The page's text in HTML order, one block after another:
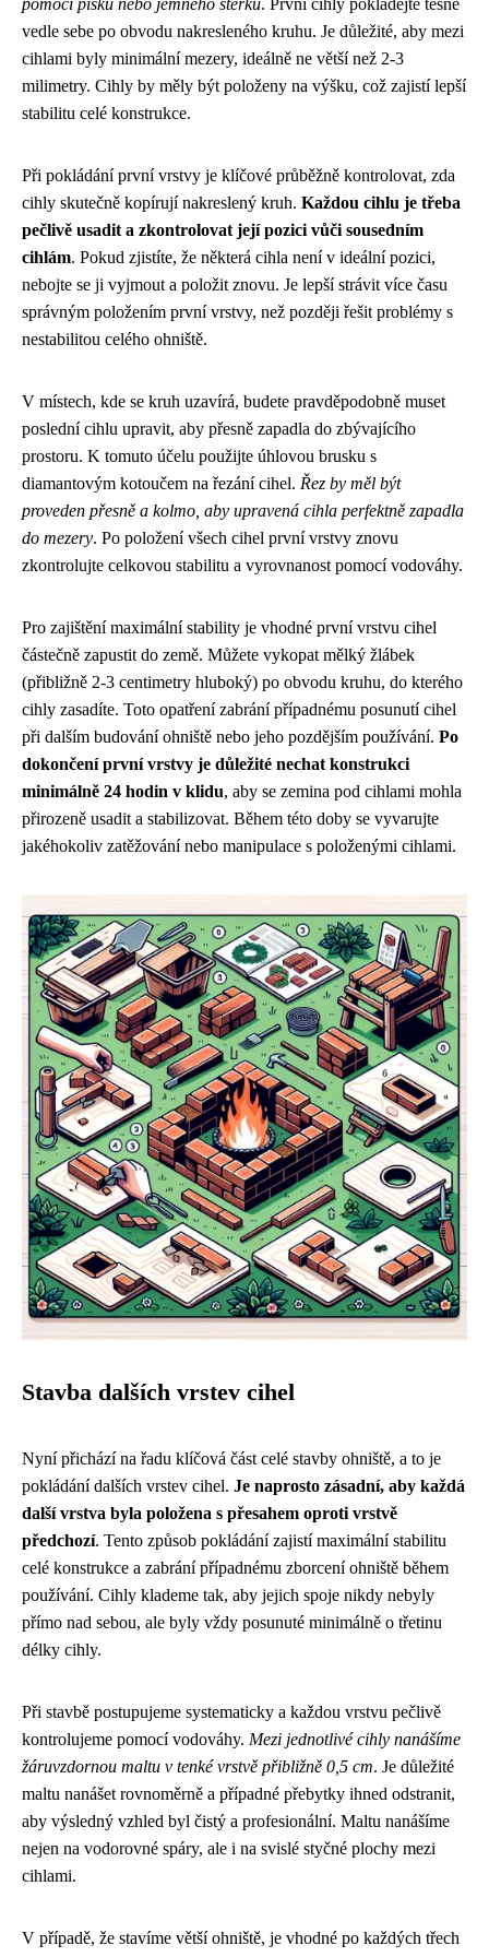
pomocí písku nebo jemného štěrku. První cihly pokládejte těsně
vedle sebe po obvodu nakresleného kruhu. Je důležité, aby mezi
cihlami byly minimální mezery, ideálně ne větší než 2-3
milimetry. Cihly by měly být položeny na výšku, což zajistí lepší
stabilitu celé konstrukce.
Při pokládání první vrstvy je klíčové průběžně kontrolovat, zda
cihly skutečně kopírují nakreslený kruh. Každou cihlu je třeba
pečlivě usadit a zkontrolovat její pozici vůči sousedním
cihlám. Pokud zjistíte, že některá cihla není v ideální pozici,
nebojte se ji vyjmout a položit znovu. Je lepší strávit více času
správným položením první vrstvy, než později řešit problémy s
nestabilitou celého ohniště.
V místech, kde se kruh uzavírá, budete pravděpodobně muset
poslední cihlu upravit, aby přesně zapadla do zbývajícího
prostoru. K tomuto účelu použijte úhlovou brusku s
diamantovým kotoučem na řezání cihel. Řez by měl být
proveden přesně a kolmo, aby upravená cihla perfektně zapadla
do mezery. Po položení všech cihel první vrstvy znovu
zkontrolujte celkovou stabilitu a vyrovnanost pomocí vodováhy.
Pro zajištění maximální stability je vhodné první vrstvu cihel
částečně zapustit do země. Můžete vykopat mělký žlábek
(přibližně 2-3 centimetry hluboký) po obvodu kruhu, do kterého
cihly zasadíte. Toto opatření zabrání případnému posunutí cihel
při dalším budování ohniště nebo jeho pozdějším používání. Po
dokončení první vrstvy je důležité nechat konstrukci
minimálně 24 hodin v klidu, aby se zemina pod cihlami mohla
přirozeně usadit a stabilizovat. Během této doby se vyvarujte
jakéhokoliv zatěžování nebo manipulace s položenými cihlami.
Stavba dalších vrstev cihel
Nyní přichází na řadu klíčová část celé stavby ohniště, a to je
pokládání dalších vrstev cihel. Je naprosto zásadní, aby každá
další vrstva byla položena s přesahem oproti vrstvě
předchozí. Tento způsob pokládání zajistí maximální stabilitu
celé konstrukce a zabrání případnému zborcení ohniště během
používání. Cihly klademe tak, aby jejich spoje nikdy nebyly
přímo nad sebou, ale byly vždy posunuté minimálně o třetinu
délky cihly.
Při stavbě postupujeme systematicky a každou vrstvu pečlivě
kontrolujeme pomocí vodováhy. Mezi jednotlivé cihly nanášíme
žáruvzdornou maltu v tenké vrstvě přibližně 0,5 cm. Je důležité
maltu nanášet rovnoměrně a případné přebytky ihned odstranit,
aby výsledný vzhled byl čistý a profesionální. Maltu nanášíme
nejen na vodorovné spáry, ale i na svislé styčné plochy mezi
cihlami.
V případě, že stavíme větší ohniště, je vhodné po každých třech